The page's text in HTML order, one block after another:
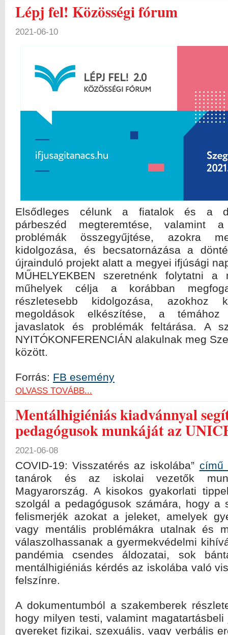
Lépj fel! Közösségi fórum
2021-06-10
Elsődleges célunk a fiatalok és a
párbeszéd megteremtése, valamint
problémák összegyűjtése, azokra
kidolgozása, és becsatornázása a
újrainduló projekt alatt a megyei ifjúsági
MŰHELYEKBEN szeretnénk folytatni a
műhelyek célja a korábban
részletesebb kidolgozása, azokhoz
megoldások elkészítése, a témához
javaslatok és problémák feltárása. A
NYITÓKONFERENCIÁN alakulnak meg
között.
Forrás: FB esemény
OLVASS TOVÁBB...
Mentálhigiéniás kiadvánnyal
pedagógusok munkáját az
2021-06-08
COVID-19: Visszatérés az iskolába” című
tanárok és az iskolai vezetők
Magyarország. A kisokos gyakorlati
szolgál a pedagógusok számára, hogy a
felismerjék azokat a jeleket, amelyek
vagy mentális problémákra utalnak és
válaszolhassanak a gyermekvédelmi
pandémia csendes áldozatai, sok
mentálhigiéniás kérdés az iskolába való
felszínre.
A dokumentumból a szakemberek
hogy milyen testi, valamint
gyereket fizikai, szexuális, vagy verbális